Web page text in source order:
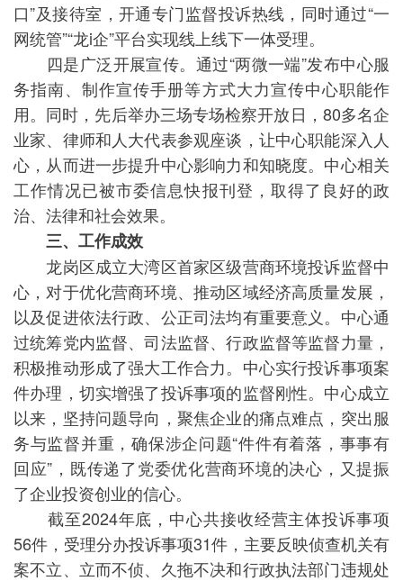
口”及接待室，开通专门监督投诉热线，同时通过“一
网统管”“龙i企”平台实现线上线下一体受理。
四是广泛开展宣传。通过“两微一端”发布中心服
务指南、制作宣传手册等方式大力宣传中心职能作
用。同时，先后举办三场专场检察开放日，80多名企
业家、律师和人大代表参观座谈，让中心职能深入人
心，从而进一步提升中心影响力和知晓度。中心相关
工作情况已被市委信息快报刊登，取得了良好的政
治、法律和社会效果。
三、工作成效
龙岗区成立大湾区首家区级营商环境投诉监督中
心，对于优化营商环境、推动区域经济高质量发展，
以及促进依法行政、公正司法均有重要意义。中心通
过统筹党内监督、司法监督、行政监督等监督力量，
积极推动形成了强大工作合力。中心实行投诉事项案
件办理，切实增强了投诉事项的监督刚性。中心成立
以来，坚持问题导向，聚焦企业的痛点难点，突出服
务与监督并重，确保涉企问题“件件有着落，事事有
回应”，既传递了党委优化营商环境的决心，又提振
了企业投资创业的信心。
截至2024年底，中心共接收经营主体投诉事项
56件，受理分办投诉事项31件，主要反映侦查机关有
案不立、立而不侦、久拖不决和行政执法部门违规处